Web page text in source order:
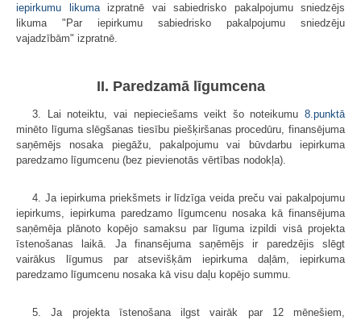
iepirkumu likumaizpratnē vai sabiedrisko pakalpojumu sniedzējs
likuma "Par iepirkumu sabiedrisko pakalpojumu sniedzēju
vajadzībām" izpratnē.
II. Paredzamā līgumcena
3. Lai noteiktu, vai nepieciešams veikt šo noteikumu 8.punktā
minēto līguma slēgšanas tiesību piešķiršanas procedūru, finansējuma
saņēmējs nosaka piegāžu, pakalpojumu vai būvdarbu iepirkuma
paredzamo līgumcenu (bez pievienotās vērtības nodokļa).
4. Ja iepirkuma priekšmets ir līdzīga veida preču vai pakalpojumu
iepirkums, iepirkuma paredzamo līgumcenu nosaka kā finansējuma
saņēmēja plānoto kopējo samaksu par līguma izpildi visā projekta
īstenošanas laikā. Ja finansējuma saņēmējs ir paredzējis slēgt
vairākus līgumus par atsevišķām iepirkuma daļām, iepirkuma
paredzamo līgumcenu nosaka kā visu daļu kopējo summu.
5. Ja projekta īstenošana ilgst vairāk par 12 mēnešiem,